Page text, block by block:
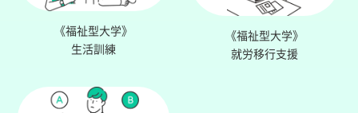
《福祉型大学》
生活訓練
《福祉型大学》
就労移行支援